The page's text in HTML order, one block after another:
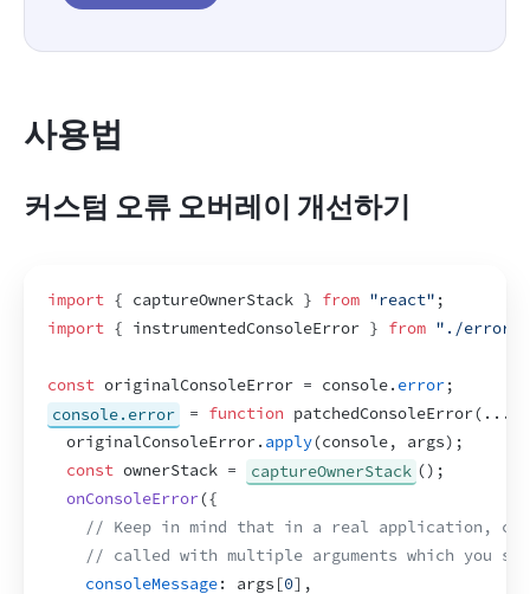
사용법
커스텀 오류 오버레이 개선하기
import { captureOwnerStack } from "react" ;
import { instrumentedConsoleError } from "./
const originalConsoleError = console. error;
console.error
= function patchedConsoleError( ...
originalConsoleError. apply(console, args) ;
const ownerStack = captureOwnerStack () ;
onConsoleError({
// Keep in mind that in a real application,
// called with multiple arguments which you
consoleMessage: args [0] ,